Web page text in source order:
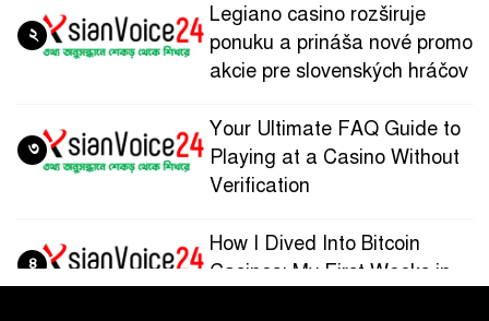
Legiano casino rozširuje
ponuku a prináša nové promo
akcie pre slovenských hráčov
২
Your Ultimate FAQ Guide to
Playing at a Casino Without
Verification
৩
How I Dived Into Bitcoin
Casinos: My First Weeks in
৪